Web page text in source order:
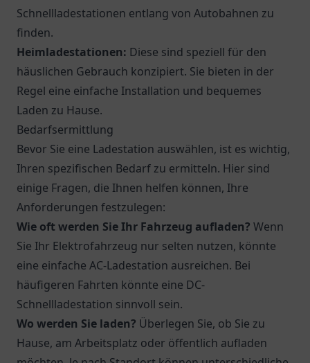
Schnellladestationen entlang von Autobahnen zu
finden.
Heimladestationen: Diese sind speziell für den
häuslichen Gebrauch konzipiert. Sie bieten in der
Regel eine einfache Installation und bequemes
Laden zu Hause.
Bedarfsermittlung
Bevor Sie eine Ladestation auswählen, ist es wichtig,
Ihren spezifischen Bedarf zu ermitteln. Hier sind
einige Fragen, die Ihnen helfen können, Ihre
Anforderungen festzulegen:
Wie oft werden Sie Ihr Fahrzeug aufladen? Wenn
Sie Ihr Elektrofahrzeug nur selten nutzen, könnte
eine einfache AC-Ladestation ausreichen. Bei
häufigeren Fahrten könnte eine DC-
Schnellladestation sinnvoll sein.
Wo werden Sie laden? Überlegen Sie, ob Sie zu
Hause, am Arbeitsplatz oder öffentlich aufladen